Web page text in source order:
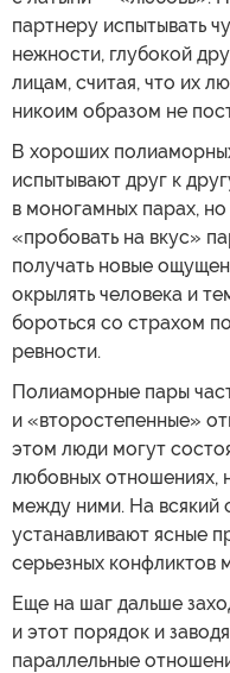
партнеру испытывать
нежности, глубокой
лицам, считая, что их
никоим образом не
В хороших
испытывают друг к
в моногамных парах,
«пробовать на вкус»
получать новые
окрылять человека и
бороться со страхом
ревности.
Полиаморные пары
и «второстепенные»
этом люди могут
любовных отношениях,
между ними. На всякий
устанавливают ясные
серьезных конфликтов
Еще на шаг дальше
и этот порядок и
параллельные